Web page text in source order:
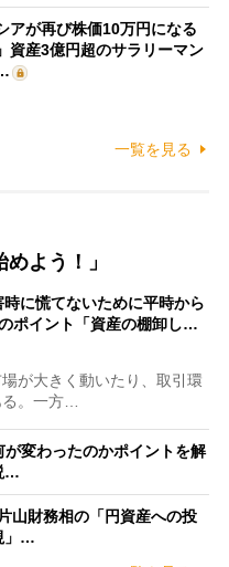
アが再び株価10万円になる
資産3億円超のサラリーマン
一覧を見る
よう！」
時に慌てないために平時から
ポイント「資産の棚卸し…
が大きく動いたり、取引環
。一方…
変わったのかポイントを解
…
山財務相の「円資産への投
」…